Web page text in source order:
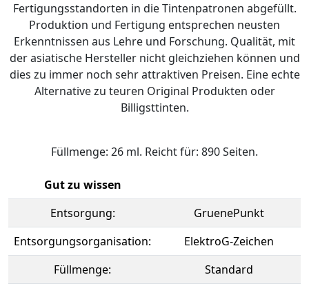
Fertigungsstandorten in die Tintenpatronen abgefüllt.
Produktion und Fertigung entsprechen neusten
Erkenntnissen aus Lehre und Forschung. Qualität, mit
der asiatische Hersteller nicht gleichziehen können und
dies zu immer noch sehr attraktiven Preisen. Eine echte
Alternative zu teuren Original Produkten oder
Billigsttinten.
Füllmenge: 26 ml. Reicht für: 890 Seiten.
Gut zu wissen
Entsorgung:
GruenePunkt
Entsorgungsorganisation:
ElektroG-Zeichen
Füllmenge:
Standard